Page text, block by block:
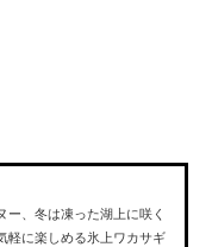
ー、冬は凍った湖上に咲く
軽に楽しめる氷上ワカサギ